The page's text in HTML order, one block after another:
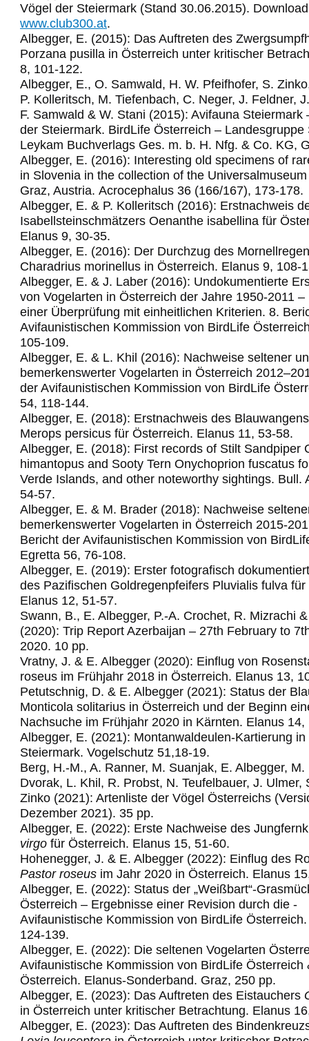
Vögel der Steiermark (Stand 30.06.2015).
www.club300.at.
Albegger, E. (2015): Das Auftreten des
Porzana pusilla in Österreich unter kritischer
8, 101-122.
Albegger, E., O. Samwald, H. W. Pfeifhofer, S.
P. Kolleritsch, M. Tiefenbach, C. Neger, J. Feldner,
F. Samwald & W. Stani (2015): Avifauna Steiermark
der Steiermark. BirdLife Österreich – Landesgruppe
Leykam Buchverlags Ges. m. b. H. Nfg. & Co. KG,
Albegger, E. (2016): Interesting old specimens of
in Slovenia in the collection of the
Graz, Austria. Acrocephalus 36 (166/167), 173-178.
Albegger, E. & P. Kolleritsch (2016): Erstnachweis
Isabellsteinschmätzers Oenanthe isabellina für
Elanus 9, 30-35.
Albegger, E. (2016): Der Durchzug des
Charadrius morinellus in Österreich. Elanus 9, 108-
Albegger, E. & J. Laber (2016): Undokumentierte
von Vogelarten in Österreich der Jahre 1950-2011 –
einer Überprüfung mit einheitlichen Kriterien. 8.
Avifaunistischen Kommission von BirdLife
105-109.
Albegger, E. & L. Khil (2016): Nachweise seltener
bemerkenswerter Vogelarten in Österreich
der Avifaunistischen Kommission von BirdLife
54, 118-144.
Albegger, E. (2018): Erstnachweis des
Merops persicus für Österreich. Elanus 11, 53-58.
Albegger, E. (2018): First records of Stilt Sandpiper
himantopus and Sooty Tern Onychoprion fuscatus
Verde Islands, and other noteworthy sightings. Bull.
54-57.
Albegger, E. & M. Brader (2018): Nachweise
bemerkenswerter Vogelarten in Österreich 2015-
Bericht der Avifaunistischen Kommission von
Egretta 56, 76-108.
Albegger, E. (2019): Erster fotografisch
des Pazifischen Goldregenpfeifers Pluvialis fulva
Elanus 12, 51-57.
Swann, B., E. Albegger, P.-A. Crochet, R. Mizrachi
(2020): Trip Report Azerbaijan – 27th February to
2020. 10 pp.
Vratny, J. & E. Albegger (2020): Einflug von
roseus im Frühjahr 2018 in Österreich. Elanus 13,
Petutschnig, D. & E. Albegger (2021): Status der
Monticola solitarius in Österreich und der Beginn
Nachsuche im Frühjahr 2020 in Kärnten. Elanus 14,
Albegger, E. (2021): Montanwaldeulen-Kartierung in
Steiermark. Vogelschutz 51,18-19.
Berg, H.-M., A. Ranner, M. Suanjak, E. Albegger, M.
Dvorak, L. Khil, R. Probst, N. Teufelbauer, J. Ulmer,
Zinko (2021): Artenliste der Vögel Österreichs
Dezember 2021). 35 pp.
Albegger, E. (2022): Erste Nachweise des
virgo für Österreich. Elanus 15, 51-60.
Hohenegger, J. & E. Albegger (2022): Einflug des
Pastor roseus im Jahr 2020 in Österreich. Elanus
Albegger, E. (2022): Status der „Weißbart“-
Österreich – Ergebnisse einer Revision­ ­durch­ die ­
Avifaunistische­ Kommission­ von ­BirdLife ­Österre
124-139.
Albegger, E. (2022): Die seltenen Vogelarten
Avifaunistische Kommission von BirdLife Österreich
Österreich. Elanus-Sonderband. Graz, 250 pp.
Albegger, E. (2023): Das Auftreten des Eistauchers
in Österreich unter kritischer Betrachtung. Elanus
Albegger, E. (2023): Das Auftreten des